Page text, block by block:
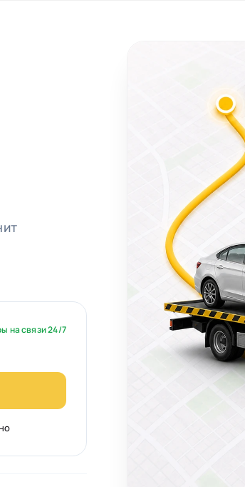
на связи 24/7